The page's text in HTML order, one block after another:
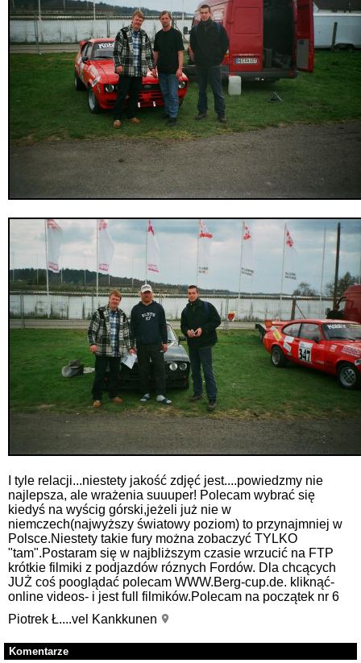
I tyle relacji...niestety jakość zdjęć jest....powiedzmy nie
najlepsza, ale wrażenia suuuper! Polecam wybrać się
kiedyś na wyścig górski,jeżeli już nie w
niemczech(najwyższy światowy poziom) to przynajmniej w
Polsce.Niestety takie fury można zobaczyć TYLKO
"tam".Postaram się w najbliższym czasie wrzucić na FTP
krótkie filmiki z podjazdów róznych Fordów. Dla chcących
JUŻ coś pooglądać polecam WWW.Berg-cup.de. kliknąć-
online videos- i jest full filmików.Polecam na początek nr 6
Piotrek Ł....vel Kankkunen
Komentarze